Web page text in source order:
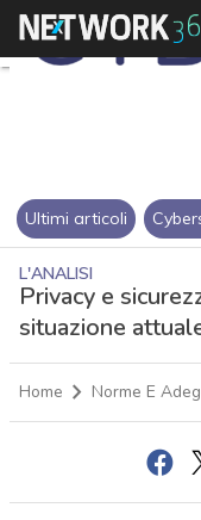
Ultimi articoli
L'ANALISI
Privacy e
situazione
Home Norme E